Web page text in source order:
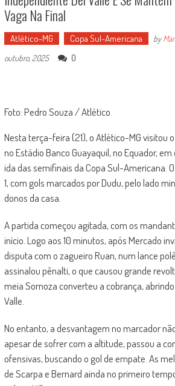
Vaga Na Final
Atlético-MG Copa Sul-Americana by
outubro, 2025
0
Foto: Pedro Souza / Atlético
Nesta terça-feira (21), o Atlético-MG visitou
no Estádio Banco Guayaquil, no Equador,
ida das semifinais da Copa Sul-Americana.
1, com gols marcados por Dudu, pelo lado
donos da casa.
A partida começou agitada, com os
início. Logo aos 10 minutos, após Mercado
disputa com o zagueiro Ruan, num lance
assinalou pênalti, o que causou grande
meia Sornoza converteu a cobrança,
Valle.
No entanto, a desvantagem no marcador
apesar de sofrer com a altitude, passou a
ofensivas, buscando o gol de empate. As
de Scarpa e Bernard ainda no primeiro